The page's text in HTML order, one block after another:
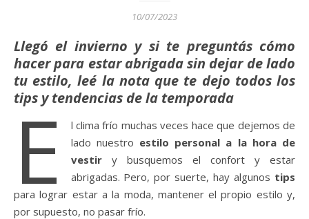
10/07/2023
Llegó el invierno y si te preguntás cómo
hacer para estar abrigada sin dejar de lado
tu estilo, leé la nota que te dejo todos los
tips y tendencias de la temporada
E
l clima frío muchas veces hace que dejemos de
lado nuestro estilo personal a la hora de
vestir y busquemos el confort y estar
abrigadas. Pero, por suerte, hay algunos tips
para lograr estar a la moda, mantener el propio estilo y,
por supuesto, no pasar frío.